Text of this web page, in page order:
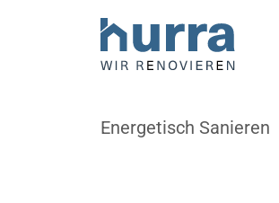
Energetisch Sanieren